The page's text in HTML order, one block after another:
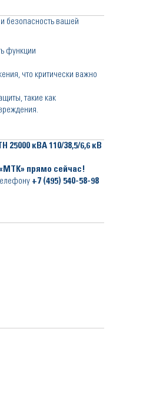
и безопасность вашей
функции
что критически важно
такие как
25000 кВА 110/38,5/6,6 кВ
прямо сейчас!
+7 (495) 540-58-98